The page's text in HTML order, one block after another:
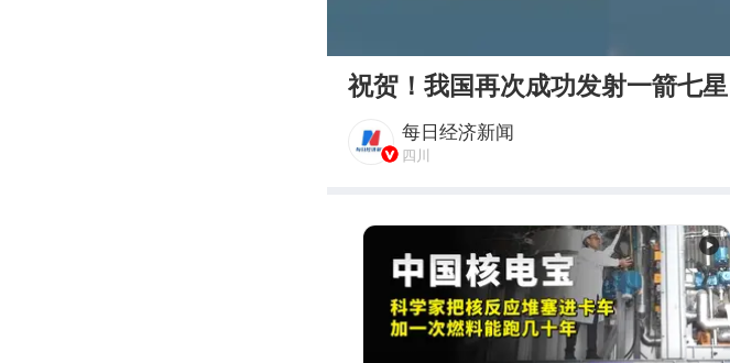
祝贺！我国再次成功发射一箭七星
每日经济新闻
四川